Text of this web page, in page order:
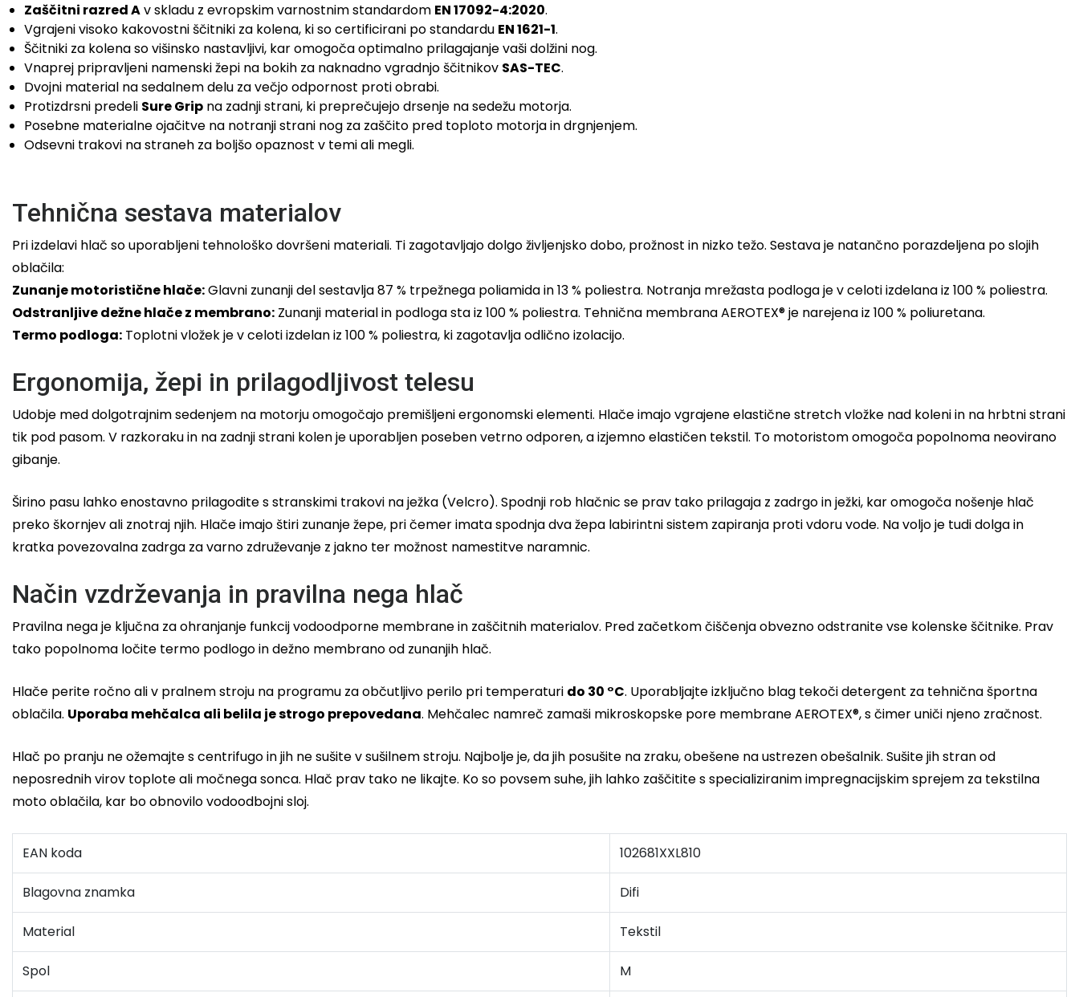
Zaščitni razred Av skladu z evropskim varnostnim standardom EN 17092-4:2020.
Vgrajeni visoko kakovostni ščitniki za kolena, ki so certificirani po standardu EN 1621-1.
Ščitniki za kolena so višinsko nastavljivi, kar omogoča optimalno prilagajanje vaši dolžini nog.
Vnaprej pripravljeni namenski žepi na bokih za naknadno vgradnjo ščitnikov SAS-TEC.
Dvojni material na sedalnem delu za večjo odpornost proti obrabi.
Protizdrsni predeli Sure Grip na zadnji strani, ki preprečujejo drsenje na sedežu motorja.
Posebne materialne ojačitve na notranji strani nog za zaščito pred toploto motorja in drgnjenjem.
Odsevni trakovi na straneh za boljšo opaznost v temi ali megli.
Tehnična sestava materialov
Pri izdelavi hlač so uporabljeni tehnološko dovršeni materiali. Ti zagotavljajo dolgo življenjsko dobo, prožnost in nizko težo. Sestava je natančno porazdeljena po slojih
oblačila:
Zunanje motoristične hlače:Glavni zunanji del sestavlja 87 % trpežnega poliamida in 13 % poliestra. Notranja mrežasta podloga je v celoti izdelana iz 100 % poliestra.
Odstranljive dežne hlače z membrano: Zunanji material in podloga sta iz 100 % poliestra. Tehnična membrana AEROTEX® je narejena iz 100 % poliuretana.
Termo podloga: Toplotni vložek je v celoti izdelan iz 100 % poliestra, ki zagotavlja odlično izolacijo.
Ergonomija, žepi in prilagodljivost telesu
Udobje med dolgotrajnim sedenjem na motorju omogočajo premišljeni ergonomski elementi. Hlače imajo vgrajene elastične stretch vložke nad koleni in na hrbtni strani
tik pod pasom. V razkoraku in na zadnji strani kolen je uporabljen poseben vetrno odporen, a izjemno elastičen tekstil. To motoristom omogoča popolnoma neovirano
gibanje.
Širino pasu lahko enostavno prilagodite s stranskimi trakovi na ježka (Velcro). Spodnji rob hlačnic se prav tako prilagaja z zadrgo in ježki, kar omogoča nošenje hlač
preko škornjev ali znotraj njih. Hlače imajo štiri zunanje žepe, pri čemer imata spodnja dva žepa labirintni sistem zapiranja proti vdoru vode. Na voljo je tudi dolga in
kratka povezovalna zadrga za varno združevanje z jakno ter možnost namestitve naramnic.
Način vzdrževanja in pravilna nega hlač
Pravilna nega je ključna za ohranjanje funkcij vodoodporne membrane in zaščitnih materialov. Pred začetkom čiščenja obvezno odstranite vse kolenske ščitnike. Prav
tako popolnoma ločite termo podlogo in dežno membrano od zunanjih hlač.
Hlače perite ročno ali v pralnem stroju na programu za občutljivo perilo pri temperaturi do 30 °C. Uporabljajte izključno blag tekoči detergent za tehnična športna
oblačila. Uporaba mehčalca ali belila je strogo prepovedana. Mehčalec namreč zamaši mikroskopske pore membrane AEROTEX®, s čimer uniči njeno zračnost.
Hlač po pranju ne ožemajte s centrifugo in jih ne sušite v sušilnem stroju. Najbolje je, da jih posušite na zraku, obešene na ustrezen obešalnik. Sušite jih stran od
neposrednih virov toplote ali močnega sonca. Hlač prav tako ne likajte. Ko so povsem suhe, jih lahko zaščitite s specializiranim impregnacijskim sprejem za tekstilna
moto oblačila, kar bo obnovilo vodoodbojni sloj.
EAN koda 102681XXL810
Blagovna znamka Difi
Material Tekstil
Spol M